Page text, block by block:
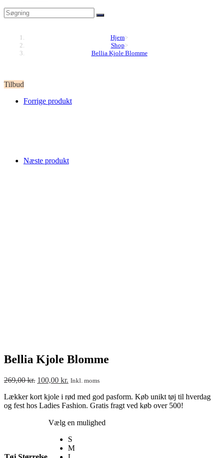
Hjem>
Shop>
Bellia Kjole Blomme
Tilbud
Forrige produkt
Næste produkt
Bellia Kjole Blomme
269,00kr. 100,00 kr. Inkl. moms
Lækker kort kjole i rød med god pasform. Køb unikt tøj til hverdag
og fest hos Ladies Fashion. Gratis fragt ved køb over 500!
Vælg en mulighed
S
M